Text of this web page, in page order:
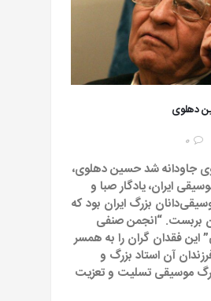
دهلوی
0
جاودانه شد حسین دهلوی،
ایران، یادگار صبا و
بزرگ ایران بود که
بربست. “انجمن صنفی
این فقدان گران را به همسر
آن استاد بزرگ و
موسیقی تسلیت و تعزیت